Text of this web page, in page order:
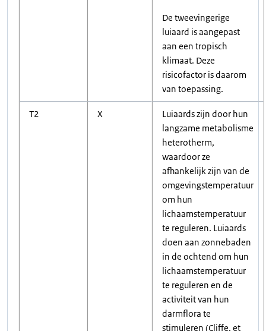
De tweevingerige
luiaard is aangepast
aan een tropisch
klimaat. Deze
risicofactor is daarom
van toepassing.
T2 X
Luiaards zijn door hun
langzame metabolisme
heterotherm,
waardoor ze
afhankelijk zijn van de
omgevingstemperatuur
om hun
lichaamstemperatuur
te reguleren. Luiaards
doen aan zonnebaden
in de ochtend om hun
lichaamstemperatuur
te reguleren en de
activiteit van hun
darmflora te
stimuleren (Cliffe, et